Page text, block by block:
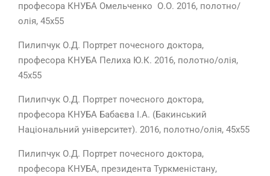
професора КНУБА Омельченко О.О. 2016, полотно/
олія, 45х55
Пилипчук О.Д. Портрет почесного доктора,
професора КНУБА Пелиха Ю.К. 2016, полотно/олія,
45х55
Пилипчук О.Д. Портрет почесного доктора,
професора КНУБА Бабаєва І.А. (Бакинський
Національний університет). 2016, полотно/олія, 45х55
Пилипчук О.Д. Портрет почесного доктора,
професора КНУБА, президента Туркменістану,